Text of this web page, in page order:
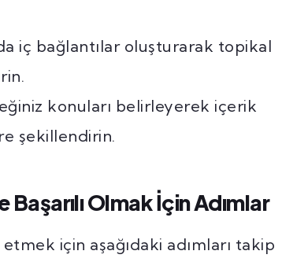
iç bağlantılar oluşturarak topikal
konuları belirleyerek içerik
şekillendirin.
Olmak İçin Adımlar
için aşağıdaki adımları takip